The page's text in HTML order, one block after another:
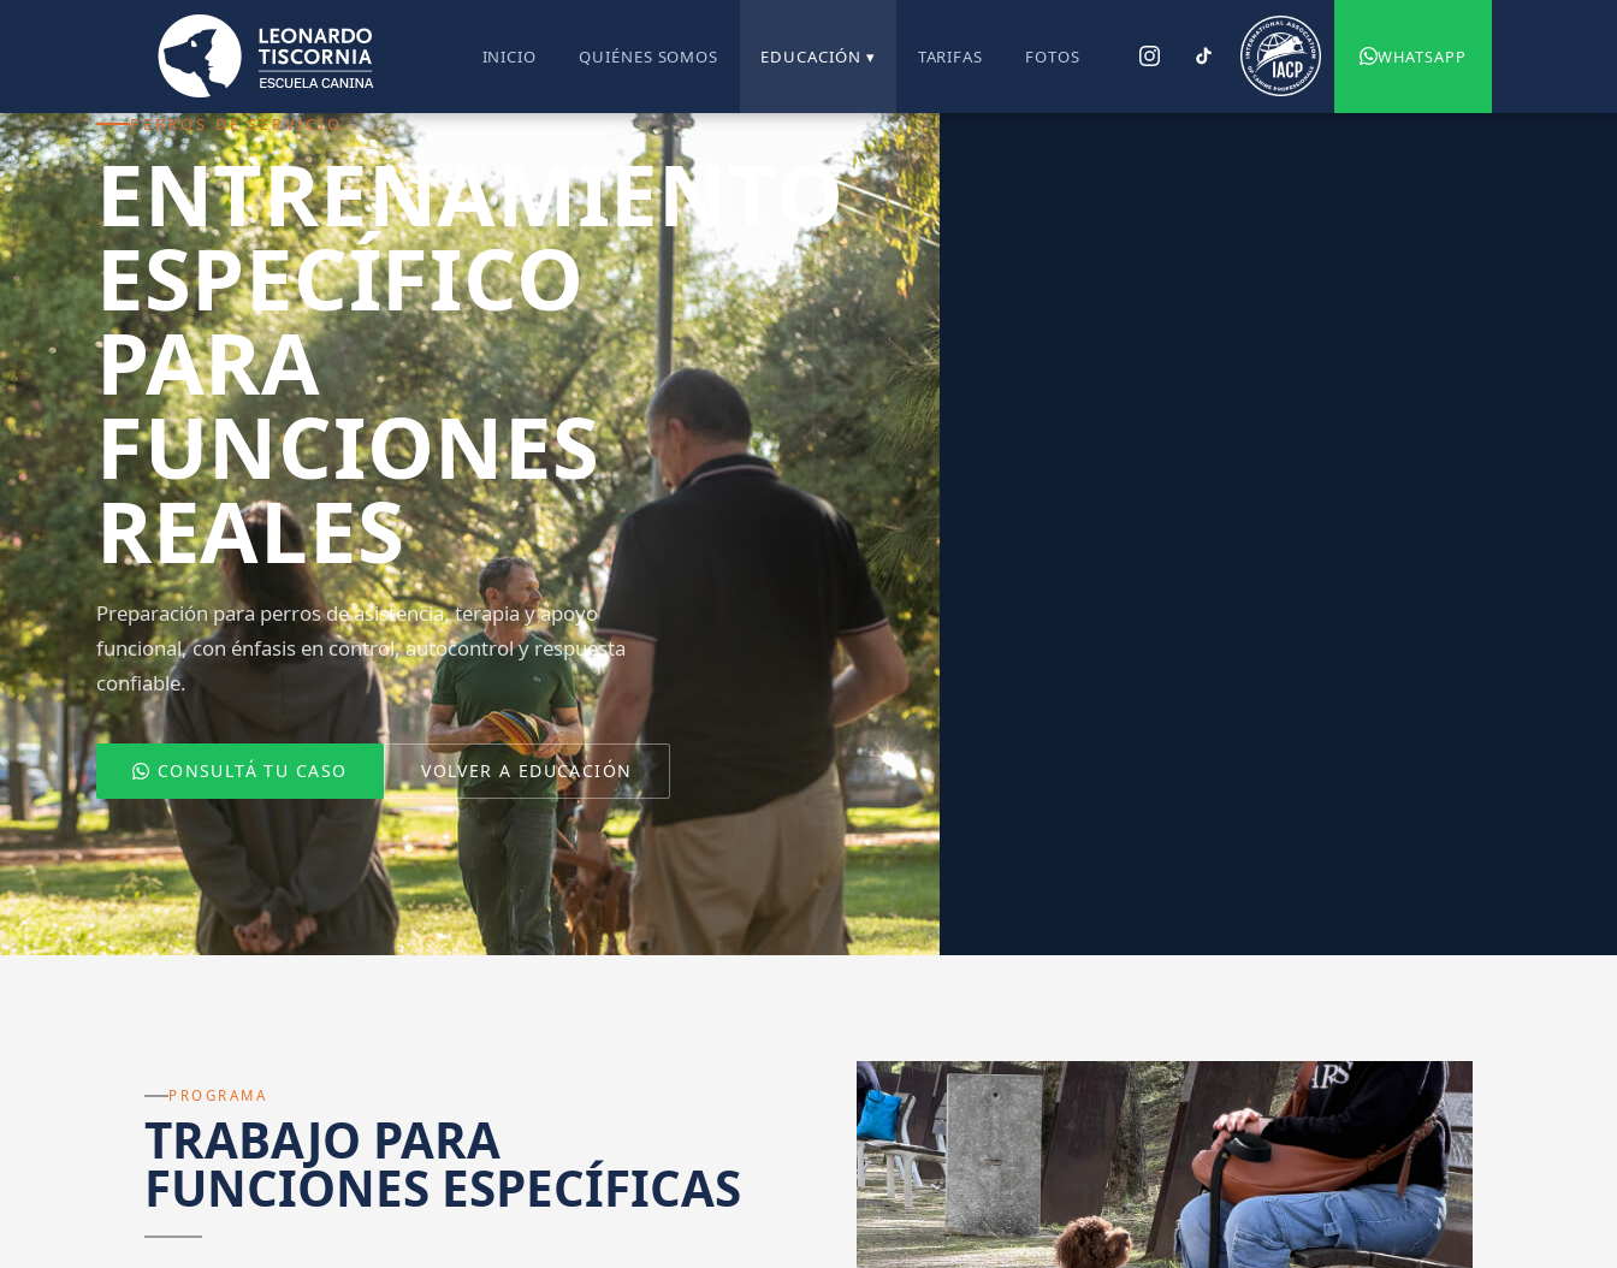
INICIO QUIÉNES SOMOS EDUCACIÓN ▾ TARIFAS FOTOS WHATSAPP
PERROS DE SERVICIO
ENTRENAMIENTO
ESPECÍFICO
PARA
FUNCIONES
REALES
Preparación para perros de asistencia, terapia y apoyo
funcional, con énfasis en control, autocontrol y respuesta
confiable.
CONSULTÁ TU CASO VOLVER A EDUCACIÓN
PROGRAMA
TRABAJO PARA
FUNCIONES ESPECÍFICAS